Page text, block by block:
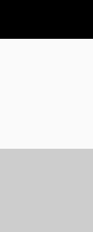
Salta al